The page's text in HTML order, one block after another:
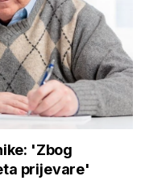
'Zbog
prijevare'